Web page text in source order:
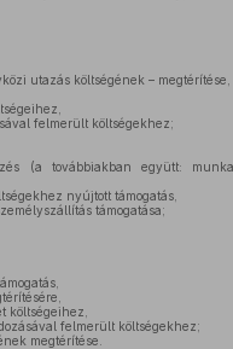
utazás költségének – megtérítése,
felmerült költségekhez;
(a továbbiakban együtt:
nyújtott támogatás,
támogatása;
költségeihez,
felmerült költségekhez;
megtérítése.